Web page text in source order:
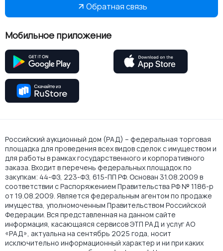
Обратная связь
Мобильное приложение
Российский аукционный дом (РАД) – федеральная торговая
площадка для проведения всех видов сделок с имуществом и
для работы в рамках государственного и корпоративного
заказа. Входит в перечень федеральных площадок по
закупкам: 44-ФЗ, 223-ФЗ, 615-ПП РФ. Основан 31.08.2009 в
соответствии с Распоряжением Правительства РФ № 1186-р
от 19.08.2009. Является федеральным агентом по продаже
имущества, уполномоченным Правительством Российской
Федерации. Вся представленная на данном сайте
информация, касающаяся сервисов ЭТП РАД и услуг АО
«РАД», актуальна на сентябрь 2025 года, носит
исключительно информационный характер и ни при каких